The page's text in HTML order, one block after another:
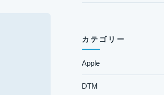
カテゴリー
Apple
DTM